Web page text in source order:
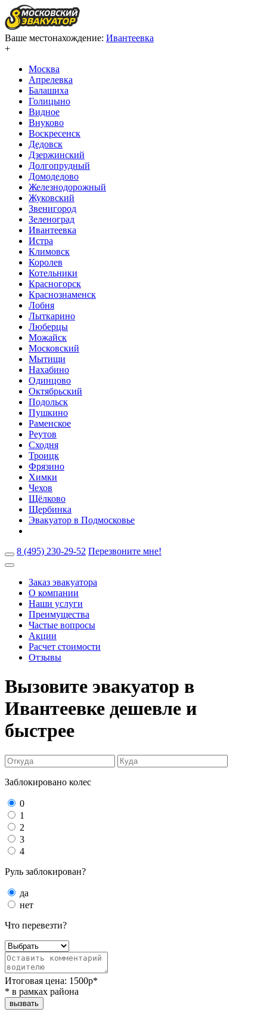
Ваше местонахождение: Ивантеевка
+
Москва
Апрелевка
Балашиха
Голицыно
Видное
Внуково
Воскресенск
Дедовск
Дзержинский
Долгопрудный
Домодедово
Железнодорожный
Жуковский
Звенигород
Зеленоград
Ивантеевка
Истра
Климовск
Королев
Котельники
Красногорск
Краснознаменск
Лобня
Лыткарино
Люберцы
Можайск
Московский
Мытищи
Нахабино
Одинцово
Октябрьский
Подольск
Пушкино
Раменское
Реутов
Сходня
Троицк
Фрязино
Химки
Чехов
Щёлково
Щербинка
Эвакуатор в Подмосковье
8 (495) 230-29-52 Перезвоните мне!
Заказ эвакуатора
О компании
Наши услуги
Преимущества
Частые вопросы
Акции
Расчет стоимости
Отзывы
Вызовите эвакуатор в
Ивантеевке дешевле и
быстрее
Заблокировано колес
0
1
2
3
4
Руль заблокирован?
да
нет
Что перевезти?
Итоговая цена: 1500р*
* в рамках района
вызвать